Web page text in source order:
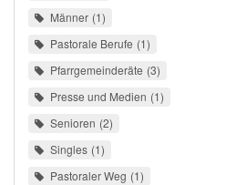
Männer 1
Pastorale Berufe 1
Pfarrgemeinderäte 3
Presse und Medien 1
Senioren 2
Singles 1
Pastoraler Weg 1